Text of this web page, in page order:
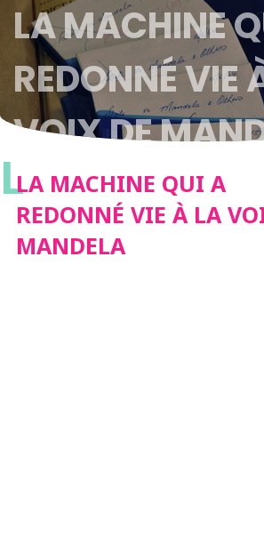
LA MACHINE
REDONNÉ VIE
VOIX DE
LLA MACHINE QUI A
REDONNÉ VIE À LA
MANDELA